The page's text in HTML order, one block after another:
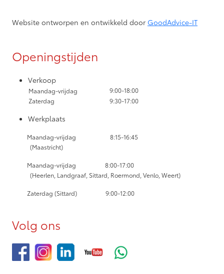
Website ontworpen en ontwikkeld door GoodAdvice-IT
Openingstijden
Verkoop
Maandag-vrijdag
9:00-18:00
Zaterdag
9:30-17:00
Werkplaats
Maandag-vrijdag
8:15-16:45
(Maastricht)
Maandag-vrijdag
8:00-17:00
(Heerlen, Landgraaf, Sittard, Roermond, Venlo, Weert)
Zaterdag (Sittard) 9:00-12:00
Volg ons